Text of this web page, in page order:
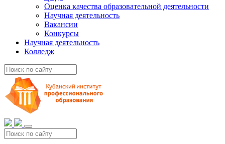
Оценка качества образовательной деятельности
Научная деятельность
Вакансии
Конкурсы
Научная деятельность
Колледж